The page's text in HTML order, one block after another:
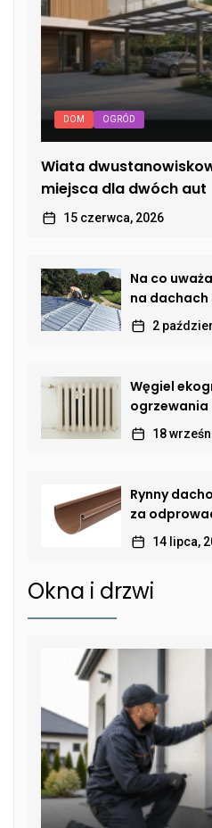
DOM OGRÓD
Wiata
miejsca dla dwóch aut
15 czerwca, 2026
Na co
na dachach
dla2
Węgiel
ogrzewania
18
Rynny
za
deszczowej
14 lipca,
Okna i drzwi